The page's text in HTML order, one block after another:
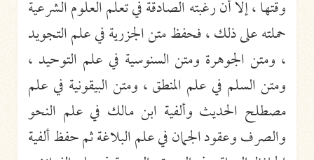
وقتها ، إلا أن رغبته الصادقة في تعلم العلوم الشرعية
حملته على ذلك ، فحفظ متن الجزرية في علم التجويد
، ومتن الجوهرة ومتن السنوسية في علم التوحيد ،
ومتن السلم في علم المنطق ، ومتن البيقونية في علم
مصطلح الحديث وألفية ابن مالك في علم النحو
والصرف وعقود الجمان في علم البلاغة ثم حفظ ألفية